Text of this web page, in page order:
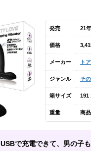
発売 21
価格
メーカー ト
ジャンル そ
箱サイズ 191
重量 商
USBで充電できて、男の子